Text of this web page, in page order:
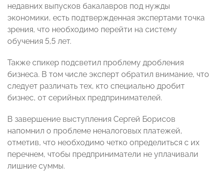
недавних выпусков бакалавров под нужды
экономики, есть подтвержденная экспертами точка
зрения, что необходимо перейти на систему
обучения 5,5 лет.
Также спикер подсветил проблему дробления
бизнеса. В том числе эксперт обратил внимание, что
следует различать тех, кто специально дробит
бизнес, от серийных предпринимателей.
В завершение выступления Сергей Борисов
напомнил о проблеме неналоговых платежей,
отметив, что необходимо четко определиться с их
перечнем, чтобы предприниматели не уплачивали
лишние суммы.